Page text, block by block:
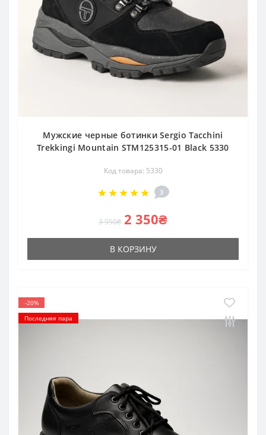
Мужские черные ботинки Sergio Tacchini
Trekkingi Mountain STM125315-01 Black 5330
Код товара: 5330
3
3 950₴ 2 350₴
В КОРЗИНУ
-20%
Последняя пара